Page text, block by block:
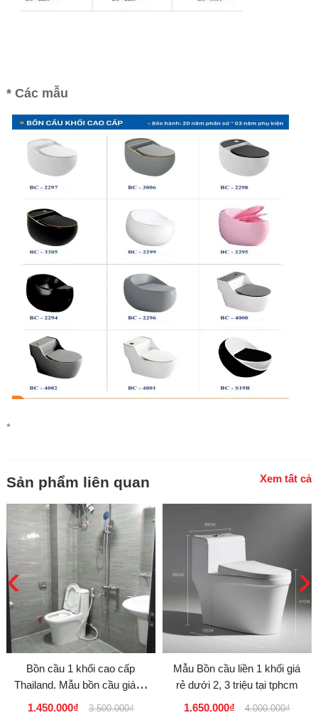
* Các mẫu
*
Sản phẩm liên quan Xem tất cả
Bồn cầu 1 khối cao cấp
Thailand. Mẫu bồn cầu giá rẻ
dưới 2 triệu
1.450.000₫ 3.500.000₫
Mẫu Bồn cầu liền 1 khối giá
rẻ dưới 2, 3 triệu tại tphcm
1.650.000₫
4.000.000₫
‹ ›